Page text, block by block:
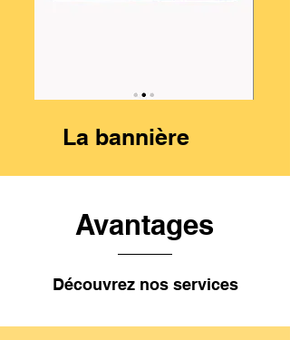
La bannière
Avantages
Découvrez nos services